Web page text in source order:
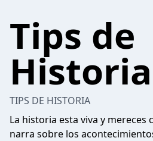
Tips de
Historia
TIPS DE HISTORIA
La historia esta viva y mereces
narra sobre los